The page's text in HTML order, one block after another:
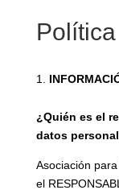
¿Quién es el
datos
Asociación
el